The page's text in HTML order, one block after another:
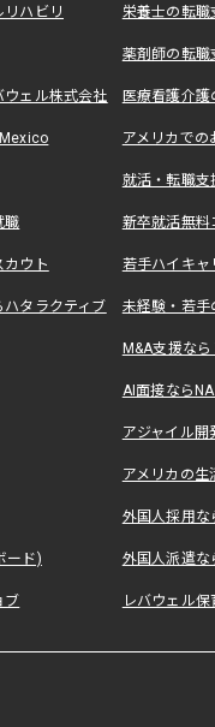
ハビリ 栄養士の転
薬剤師の転
ウェル株式会社 医療看護介
アメリカで
就活・転職
職 新卒就活無料
ウト 若手ハイキ
タラクティブ 未経験・若手
M&A支援な
AI面接なら
アジャイル
アメリカの
外国人採用
ード) 外国人派遣な
ブ レバウェル